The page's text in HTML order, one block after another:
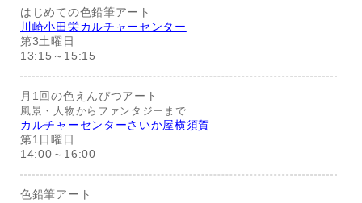
はじめての色鉛筆アート
川崎小田栄カルチャーセンター
第3土曜日
13:15～15:15
月1回の色えんぴつアート
風景・人物からファンタジーまで
カルチャーセンターさいか屋横須賀
第1日曜日
14:00～16:00
色鉛筆アート